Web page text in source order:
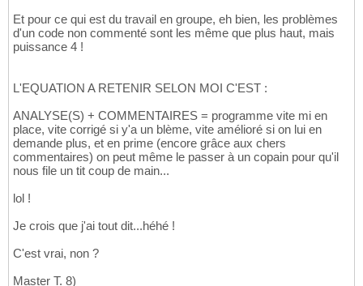
Et pour ce qui est du travail en groupe, eh bien, les problèmes
d'un code non commenté sont les même que plus haut, mais
puissance 4 !
L'EQUATION A RETENIR SELON MOI C'EST :
ANALYSE(S) + COMMENTAIRES = programme vite mi en
place, vite corrigé si y'a un blème, vite amélioré si on lui en
demande plus, et en prime (encore grâce aux chers
commentaires) on peut même le passer à un copain pour qu'il
nous file un tit coup de main...
lol !
Je crois que j'ai tout dit...héhé !
C'est vrai, non ?
Master T. 8)